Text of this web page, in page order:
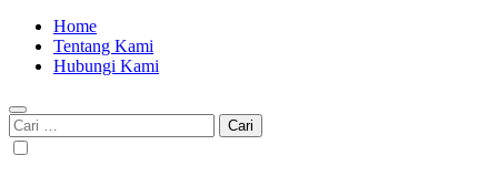
Home
Tentang Kami
Hubungi Kami
Cari
untuk: